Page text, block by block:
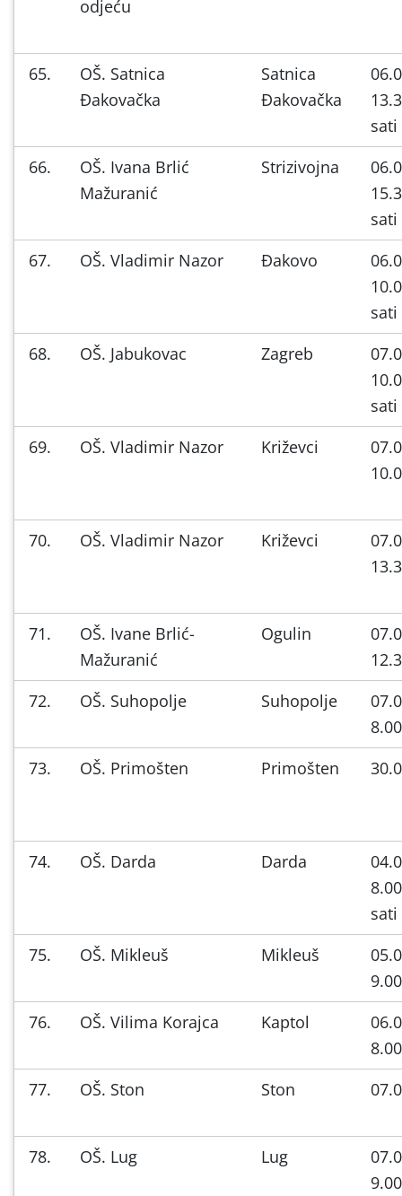
odjeću
65.
OŠ. Satnica
Đakovačka
Satnica
Đakovačka
sati
66.
OŠ. Ivana Brlić
Mažuranić
Strizivojna
sati
67.
OŠ. Vladimir Nazor Đakovo
sati
68.
OŠ. Jabukovac Zagreb
sati
69.
OŠ. Vladimir Nazor Križevci
70. OŠ. Vladimir Nazor Križevci
71.
OŠ. Ivane Brlić-
Mažuranić
Ogulin
72.
OŠ. Suhopolje Suhopolje
73.
OŠ. Primošten Primošten
74. OŠ. Darda Darda
sati
75.
OŠ. Mikleuš Mikleuš
76.
OŠ. Vilima Korajca Kaptol
77.
OŠ. Ston Ston
78. OŠ. Lug Lug